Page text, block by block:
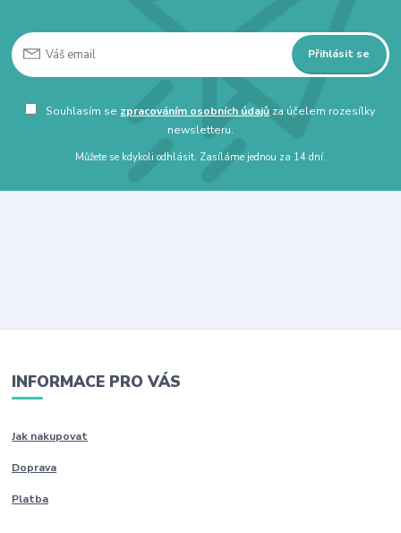
Přihlásit se
Souhlasím se zpracováním osobních údajů za účelem rozesílky
newsletteru.
Můžete se kdykoli odhlásit. Zasíláme jednou za 14 dní.
INFORMACE PRO VÁS
Jak nakupovat
Doprava
Platba